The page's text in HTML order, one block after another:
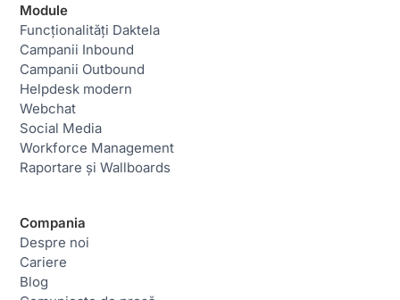
Module
Funcționalități Daktela
Campanii Inbound
Campanii Outbound
Helpdesk modern
Webchat
Social Media
Workforce Management
Raportare și Wallboards
Compania
Despre noi
Cariere
Blog